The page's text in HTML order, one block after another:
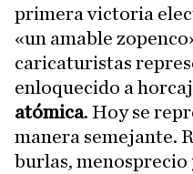
primera victoria
«un amable
caricaturistas
enloquecido a
atómica. Hoy se
manera semejante.
burlas, menosprecio